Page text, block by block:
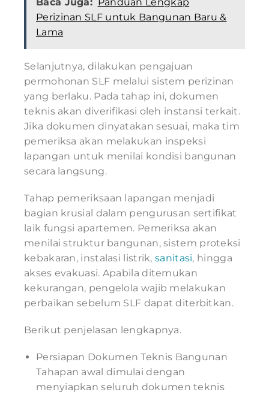
Perizinan SLF untuk Bangunan Baru &
Lama
Selanjutnya, dilakukan pengajuan
permohonan SLF melalui sistem perizinan
yang berlaku. Pada tahap ini, dokumen
teknis akan diverifikasi oleh instansi terkait.
Jika dokumen dinyatakan sesuai, maka tim
pemeriksa akan melakukan inspeksi
lapangan untuk menilai kondisi bangunan
secara langsung.
Tahap pemeriksaan lapangan menjadi
bagian krusial dalam pengurusan sertifikat
laik fungsi apartemen. Pemeriksa akan
menilai struktur bangunan, sistem proteksi
kebakaran, instalasi listrik,sanitasi, hingga
akses evakuasi. Apabila ditemukan
kekurangan, pengelola wajib melakukan
perbaikan sebelum SLF dapat diterbitkan.
Berikut penjelasan lengkapnya.
Persiapan Dokumen Teknis Bangunan
Tahapan awal dimulai dengan
menyiapkan seluruh dokumen teknis